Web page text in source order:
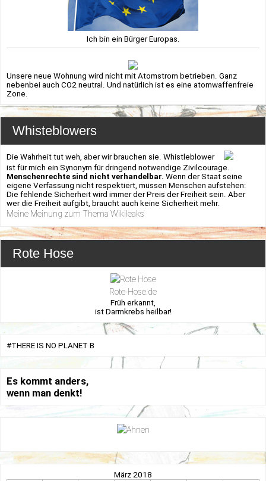
Ich bin ein Bürger Europas.
Unsere neue Wohnung wird nicht mit Atomstrom betrieben. Ganz
nebenbei auch CO2 neutral. Und natürlich ist es eine atomwaffenfreie
Zone.
Whisteblowers
Die Wahrheit tut weh, aber wir brauchen sie. Whistleblower
ist für mich ein Synonym für dringend notwendige Zivilcourage.
Menschenrechte sind nicht verhandelbar. Wenn der Staat seine
eigene Verfassung nicht respektiert, müssen Menschen aufstehen:
Die fehlende Sicherheit wird immer der Preis der Freiheit sein. Aber
wer die Freiheit aufgibt, braucht auch keine Sicherheit mehr.
Meine Meinung zum Thema Wikileaks
Rote Hose
Rote-Hose.de
Früh erkannt,
ist Darmkrebs heilbar!
#THERE IS NO PLANET B
Es kommt anders,
wenn man denkt!
März 2018